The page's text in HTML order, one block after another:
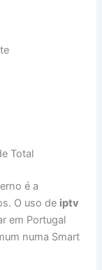
Total
é a
O uso de iptv
em Portugal
numa Smart